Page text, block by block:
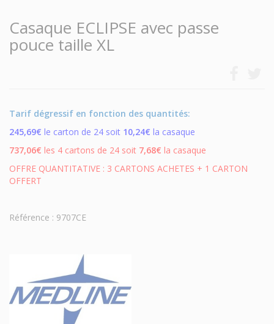
Casaque ECLIPSE avec passe
pouce taille XL
Tarif dégressif en fonction des quantités:
245,69€ le carton de 24 soit 10,24€ la casaque
737,06€ les 4 cartons de 24 soit 7,68€ la casaque
OFFRE QUANTITATIVE : 3 CARTONS ACHETES + 1 CARTON
OFFERT
Référence : 9707CE